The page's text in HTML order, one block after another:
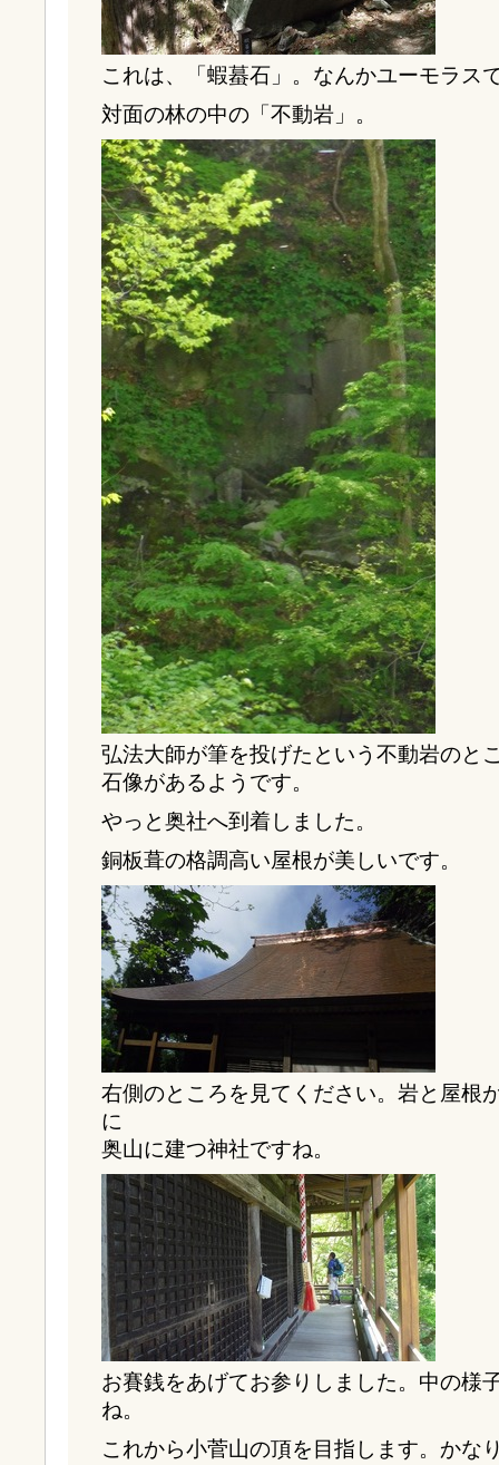
これは、「蝦蟇石」。なんかユーモラス
対面の林の中の「不動岩」。
弘法大師が筆を投げたという不動岩のと
石像があるようです。
やっと奥社へ到着しました。
銅板葺の格調高い屋根が美しいです。
右側のところを見てください。岩と屋根
に
奥山に建つ神社ですね。
お賽銭をあげてお参りしました。中の様
ね。
これから小菅山の頂を目指します。かな